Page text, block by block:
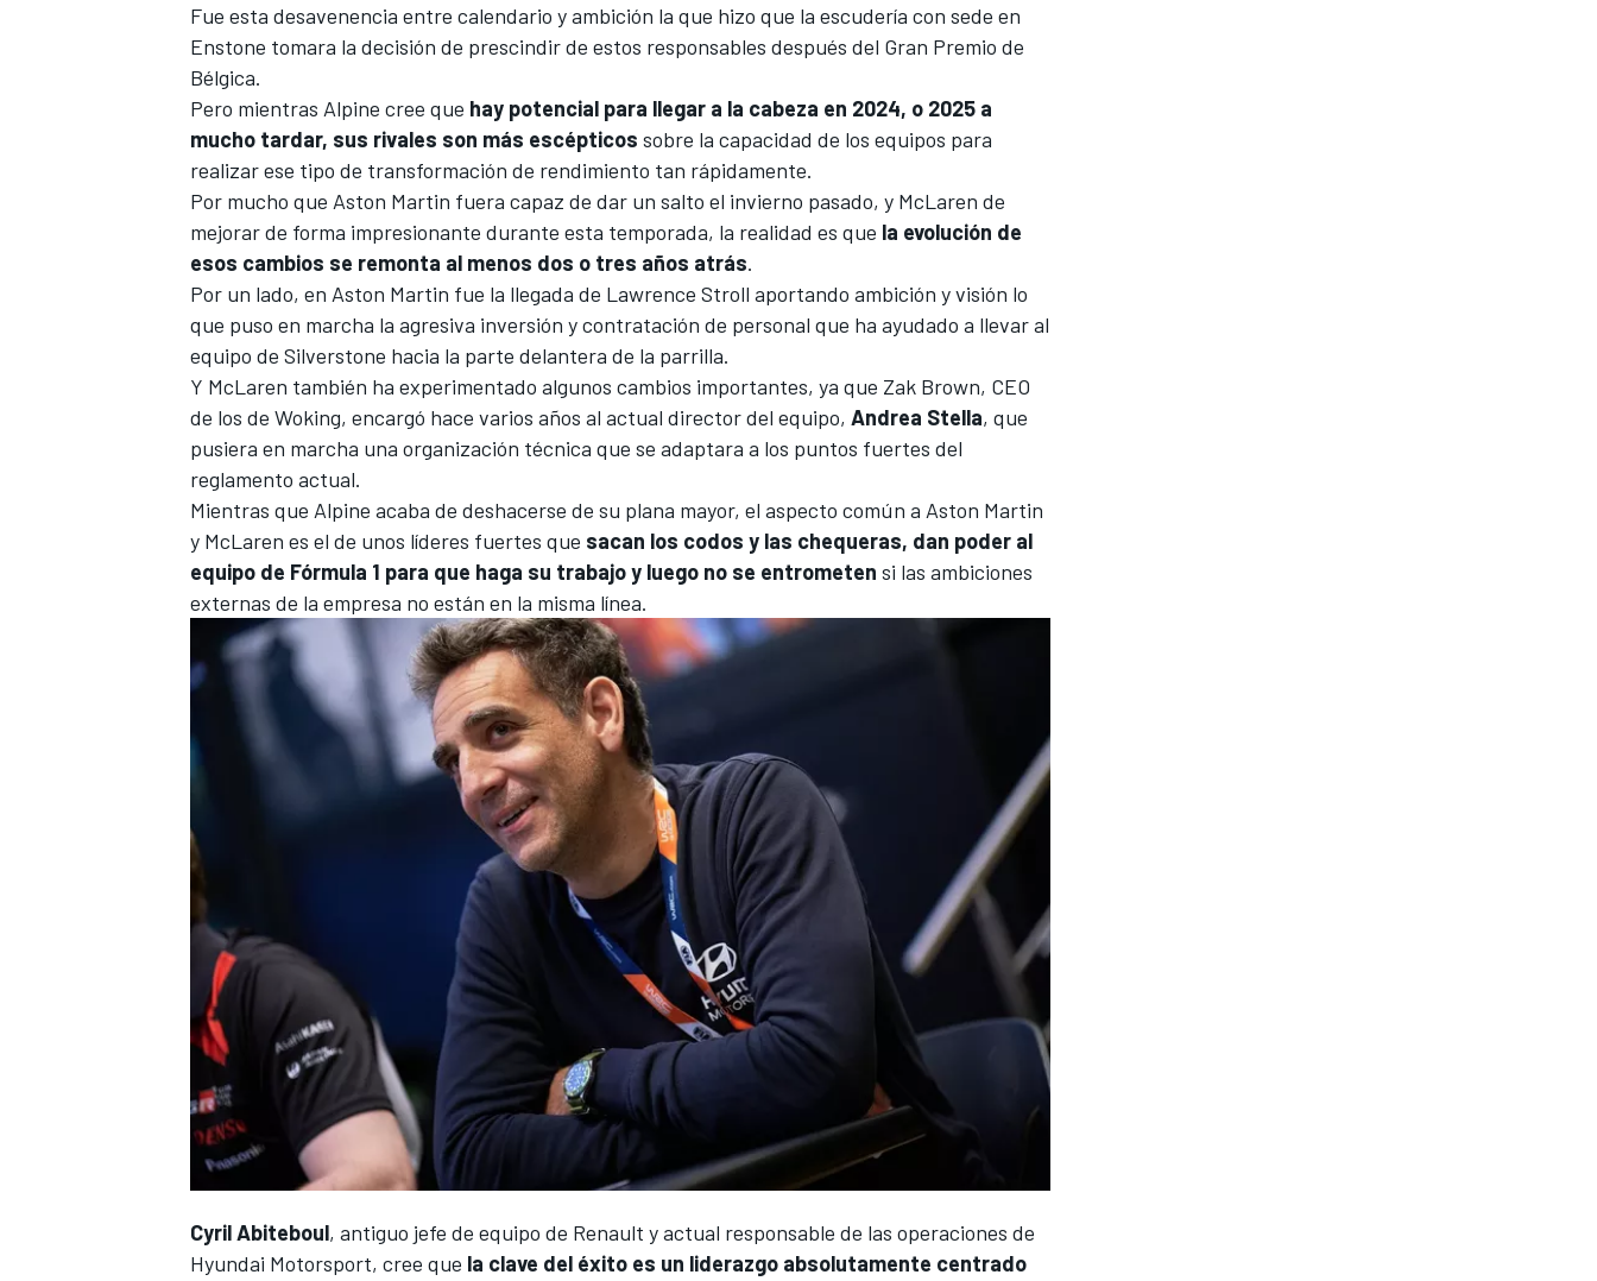
MÁS CATEGORÍAS
Fue esta desavenencia entre calendario y ambición la que hizo que la escudería con sede en
Enstone tomara la decisión de prescindir de estos responsables después del Gran Premio de
Bélgica.
Pero mientras Alpine cree que hay potencial para llegar a la cabeza en 2024, o 2025 a
mucho tardar, sus rivales son más escépticos sobre la capacidad de los equipos para
realizar ese tipo de transformación de rendimiento tan rápidamente.
Por mucho que Aston Martin fuera capaz de dar un salto el invierno pasado, y McLaren de
mejorar de forma impresionante durante esta temporada, la realidad es que la evolución de
esos cambios se remonta al menos dos o tres años atrás.
Por un lado, en Aston Martin fue la llegada de Lawrence Stroll aportando ambición y visión lo
que puso en marcha la agresiva inversión y contratación de personal que ha ayudado a llevar al
equipo de Silverstone hacia la parte delantera de la parrilla.
Y McLaren también ha experimentado algunos cambios importantes, ya que Zak Brown, CEO
de los de Woking, encargó hace varios años al actual director del equipo, Andrea Stella, que
pusiera en marcha una organización técnica que se adaptara a los puntos fuertes del
reglamento actual.
Mientras que Alpine acaba de deshacerse de su plana mayor, el aspecto común a Aston Martin
y McLaren es el de unos líderes fuertes que sacan los codos y las chequeras, dan poder al
equipo de Fórmula 1 para que haga su trabajo y luego no se entrometen si las ambiciones
externas de la empresa no están en la misma línea.
Cyril Abiteboul, antiguo jefe de equipo de Renault y actual responsable de las operaciones de
Hyundai Motorsport, cree que la clave del éxito es un liderazgo absolutamente centrado